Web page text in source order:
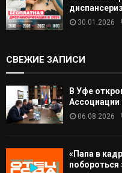
30.01.2026
СВЕЖИЕ ЗАПИСИ
В Уфе
Ассоциации
06.08.2026
«Папа в
побороться